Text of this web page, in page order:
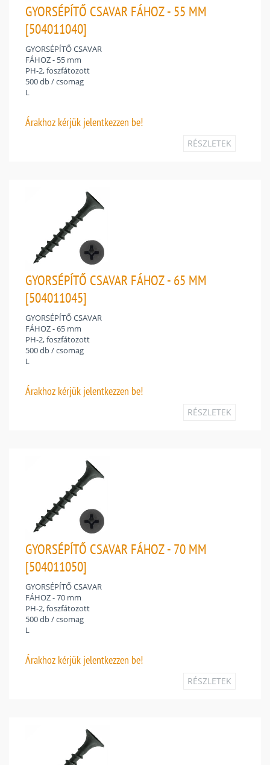
GYORSÉPÍTŐ CSAVAR FÁHOZ - 55 MM
[504011040]
GYORSÉPÍTŐ CSAVAR
FÁHOZ - 55 mm
PH-2, foszfátozott
500 db / csomag
L
Árakhoz kérjük jelentkezzen be!
RÉSZLETEK
GYORSÉPÍTŐ CSAVAR FÁHOZ - 65 MM
[504011045]
GYORSÉPÍTŐ CSAVAR
FÁHOZ - 65 mm
PH-2, foszfátozott
500 db / csomag
L
Árakhoz kérjük jelentkezzen be!
RÉSZLETEK
GYORSÉPÍTŐ CSAVAR FÁHOZ - 70 MM
[504011050]
GYORSÉPÍTŐ CSAVAR
FÁHOZ - 70 mm
PH-2, foszfátozott
500 db / csomag
L
Árakhoz kérjük jelentkezzen be!
RÉSZLETEK